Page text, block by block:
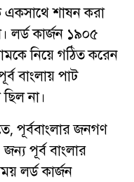
একসাথে শাষন করা
লর্ড কার্জন ১৯০৫
নিয়ে গঠিত করেন
বাংলায় পাট
না।
পূর্ববাংলার জনগণ
পূর্ব বাংলার
লর্ড কার্জন